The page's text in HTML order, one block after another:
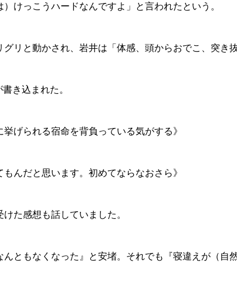
けっこうハードなんですよ」と言われたという。
リと動かされ、岩井は「体感、頭からおでこ、突き
き込まれた。
げられる宿命を背負っている気がする》
んだと思います。初めてならなおさら》
た感想も話していました。
ともなくなった』と安堵。それでも『寝違えが（自